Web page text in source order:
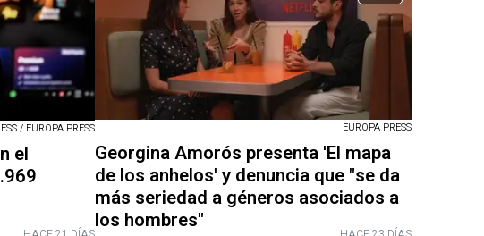
/ EUROPA PRESS
el
EUROPA PRESS
Georgina Amorós presenta 'El mapa
de los anhelos' y denuncia que "se da
más seriedad a géneros asociados a
los hombres"